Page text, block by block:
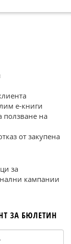
е-книги
ползване на
от закупена
за
кампании
ЗА БЮЛЕТИН